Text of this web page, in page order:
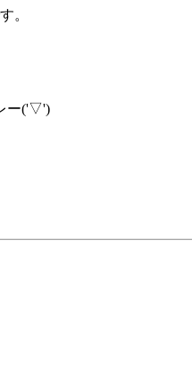
。
ー('▽')